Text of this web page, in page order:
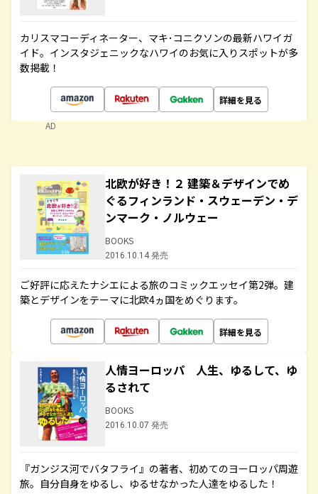
カリスマコーディネーター、マキ･コニクソンの最新ハワイガ
イド。インスタジェニックなハワイのお気に入りスポットが多
数掲載！
詳細を見る
AD
北欧が好き！２ 建築＆デザインでめ
ぐるフィンランド・スウェーデン・デ
ンマーク・ノルウェー
BOOKS
2016.10.14 発売
ご好評に応えたナシエによる旅のコミックエッセイ第2弾。建
築とデザインをテーマに北欧4ヵ国をめぐります。
詳細を見る
人情ヨーロッパ 人生、ゆるして、ゆ
るされて
BOOKS
2016.10.07 発売
『ガンジス河でバタフライ』の著者、初めてのヨーロッパ周遊
旅。自分自身をゆるし、ゆるせなかった人達をゆるした！